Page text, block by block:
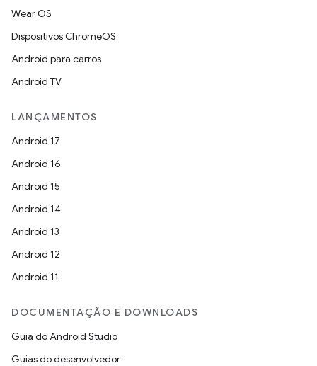
Wear OS
Dispositivos ChromeOS
Android para carros
Android TV
LANÇAMENTOS
Android 17
Android 16
Android 15
Android 14
Android 13
Android 12
Android 11
DOCUMENTAÇÃO E DOWNLOADS
Guia do Android Studio
Guias do desenvolvedor